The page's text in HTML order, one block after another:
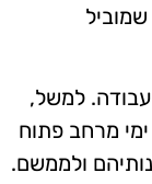
למשל,
מרחב פתוח
ולממשם.